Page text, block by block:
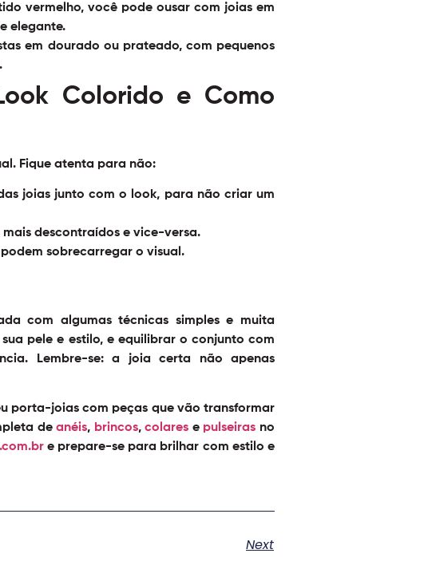
vermelho, você pode ousar com joias em
elegante.
em dourado ou prateado, com pequenos
Colorido e Como
Fique atenta para não:
joias junto com o look, para não criar um
descontraídos e vice-versa.
sobrecarregar o visual.
com algumas técnicas simples e muita
pele e estilo, e equilibrar o conjunto com
Lembre-se: a joia certa não apenas
porta-joias com peças que vão transformar
deanéis, brincos,colares e pulseiras no
e prepare-se para brilhar com estilo e
Next